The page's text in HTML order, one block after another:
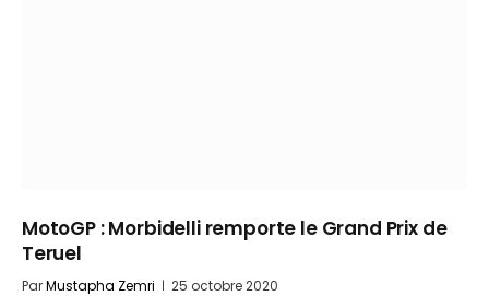
MotoGP : Morbidelli remporte le Grand Prix de
Teruel
ParMustapha Zemri 25 octobre 2020